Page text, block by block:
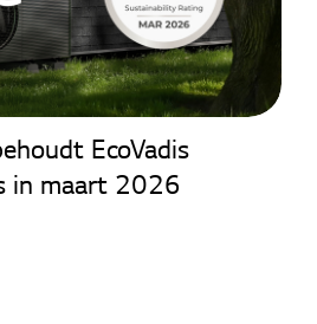
EcoVadis
in maart 2026